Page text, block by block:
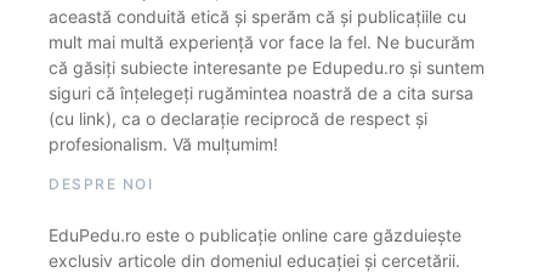
această conduită etică și sperăm că și publicațiile cu
mult mai multă experiență vor face la fel. Ne bucurăm
că găsiți subiecte interesante pe Edupedu.ro și suntem
siguri că înțelegeți rugămintea noastră de a cita sursa
(cu link), ca o declarație reciprocă de respect și
profesionalism. Vă mulțumim!
DESPRE NOI
EduPedu.ro este o publicație online care găzduiește
exclusiv articole din domeniul educației și cercetării.